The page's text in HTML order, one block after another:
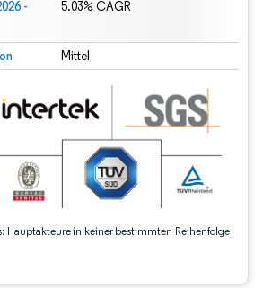
-
5.03% CAGR
Mittel
Hauptakteure in keiner bestimmten Reihenfolge
Wiederverwendung erfordert Namensnennung